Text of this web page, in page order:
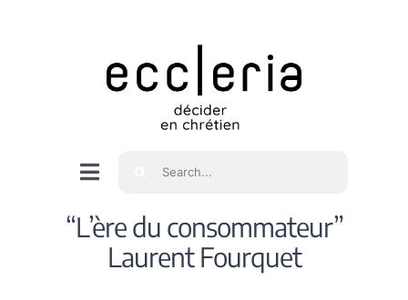
Navigation
bascule
Accueil
Rechercher
“L’ère du consommateur”
Laurent Fourquet